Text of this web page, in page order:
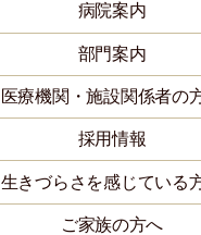
病院案内
部門案内
医療機関・施設関係者の
採用情報
生きづらさを感じている
ご家族の方へ